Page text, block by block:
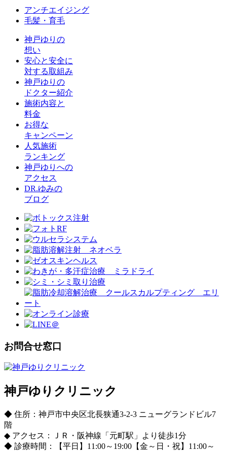
アンチエイジング
毛髪・育毛
神戸ゆりの
想い
安心と安全に
対する取組み
神戸ゆりの
ドクター紹介
施術内容と
料金
お得な
キャンペーン
人気施術
ランキング
神戸ゆりへの
アクセス
DR.ゆみの
ブログ
お問合せ窓口
神戸ゆりクリニック
◆ 住所：神戸市中央区北長狭通3-2-3 ニューグランドビル7
階
◆ アクセス：ＪＲ・阪神線「元町駅」より徒歩1分
◆ 診療時間：【平日】11:00～19:00【金～日・祝】11:00～